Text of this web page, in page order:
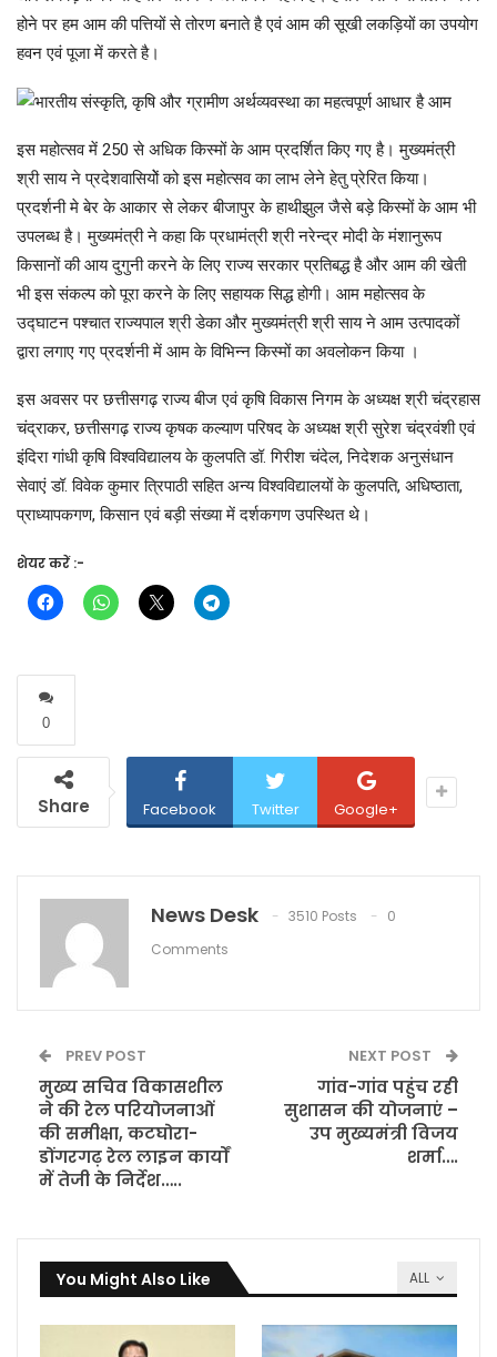
होने पर हम आम की पत्तियों से तोरण बनाते है एवं आम की सूखी लकड़ियों का उपयोग
हवन एवं पूजा में करते है।
इस महोत्सव में 250 से अधिक किस्मों के आम प्रदर्शित किए गए है। मुख्यमंत्री
श्री साय ने प्रदेशवासियोें को इस महोत्सव का लाभ लेने हेतु प्रेरित किया।
प्रदर्शनी मे बेर के आकार से लेकर बीजापुर के हाथीझुल जैसे बड़े किस्मों के आम भी
उपलब्ध है। मुख्यमंत्री ने कहा कि प्रधामंत्री श्री नरेन्द्र मोदी के मंशानुरूप
किसानों की आय दुगुनी करने के लिए राज्य सरकार प्रतिबद्ध है और आम की खेती
भी इस संकल्प को पूरा करने के लिए सहायक सिद्ध होगी। आम महोत्सव के
उद्घाटन पश्चात राज्यपाल श्री डेका और मुख्यमंत्री श्री साय ने आम उत्पादकों
द्वारा लगाए गए प्रदर्शनी में आम के विभिन्न किस्मों का अवलोकन किया ।
इस अवसर पर छत्तीसगढ़ राज्य बीज एवं कृषि विकास निगम के अध्यक्ष श्री चंद्रहास
चंद्राकर, छत्तीसगढ़ राज्य कृषक कल्याण परिषद के अध्यक्ष श्री सुरेश चंद्रवंशी एवं
इंदिरा गांधी कृषि विश्वविद्यालय के कुलपति डॉ. गिरीश चंदेल, निदेशक अनुसंधान
सेवाएं डॉ. विवेक कुमार त्रिपाठी सहित अन्य विश्वविद्यालयों के कुलपति, अधिष्ठाता,
प्राध्यापकगण, किसान एवं बड़ी संख्या में दर्शकगण उपस्थित थे।
शेयर करें :-
0
Share Facebook Twitter Google+
News Desk 3510 Posts
0
Comments
PREV POST
मुख्य सचिव विकासशील
ने की रेल परियोजनाओं
की समीक्षा, कटघोरा-
डोंगरगढ़ रेल लाइन कार्यों
में तेजी के निर्देश…..
NEXT POST
गांव-गांव पहुंच रही
सुशासन की योजनाएं –
उप मुख्यमंत्री विजय
शर्मा….
ALL
You Might Also Like